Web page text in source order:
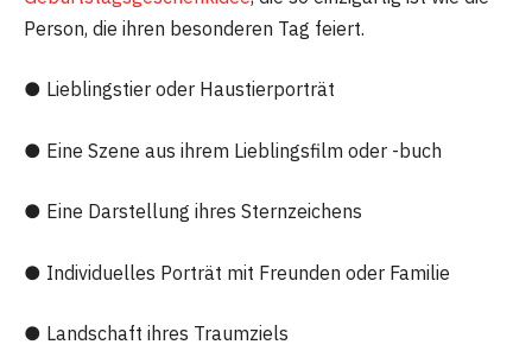
Person, die ihren besonderen Tag feiert.
● Lieblingstier oder Haustierporträt
● Eine Szene aus ihrem Lieblingsfilm oder -buch
● Eine Darstellung ihres Sternzeichens
● Individuelles Porträt mit Freunden oder Familie
● Landschaft ihres Traumziels